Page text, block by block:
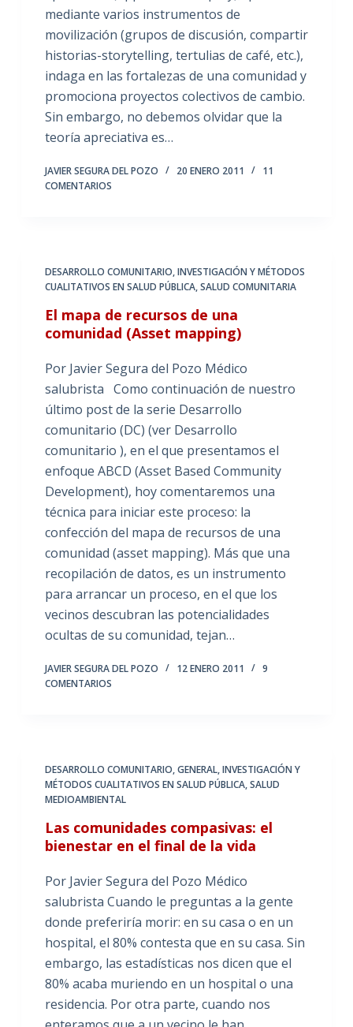
mediante varios instrumentos de
movilización (grupos de discusión, compartir
historias-storytelling, tertulias de café, etc.),
indaga en las fortalezas de una comunidad y
promociona proyectos colectivos de cambio.
Sin embargo, no debemos olvidar que la
teoría apreciativa es…
JAVIER SEGURA DEL POZO 20 ENERO 2011
11
COMENTARIOS
DESARROLLO COMUNITARIO,INVESTIGACIÓN Y MÉTODOS
CUALITATIVOS EN SALUD PÚBLICA,SALUD COMUNITARIA
El mapa de recursos de una
comunidad (Asset mapping)
Por Javier Segura del Pozo Médico
salubrista Como continuación de nuestro
último post de la serie Desarrollo
comunitario (DC) (ver Desarrollo
comunitario ), en el que presentamos el
enfoque ABCD (Asset Based Community
Development), hoy comentaremos una
técnica para iniciar este proceso: la
confección del mapa de recursos de una
comunidad (asset mapping). Más que una
recopilación de datos, es un instrumento
para arrancar un proceso, en el que los
vecinos descubran las potencialidades
ocultas de su comunidad, tejan…
JAVIER SEGURA DEL POZO 12 ENERO 2011
9
COMENTARIOS
DESARROLLO COMUNITARIO,GENERAL,INVESTIGACIÓN Y
MÉTODOS CUALITATIVOS EN SALUD PÚBLICA,SALUD
MEDIOAMBIENTAL
Las comunidades compasivas: el
bienestar en el final de la vida
Por Javier Segura del Pozo Médico
salubrista Cuando le preguntas a la gente
donde preferiría morir: en su casa o en un
hospital, el 80% contesta que en su casa. Sin
embargo, las estadísticas nos dicen que el
80% acaba muriendo en un hospital o una
residencia. Por otra parte, cuando nos